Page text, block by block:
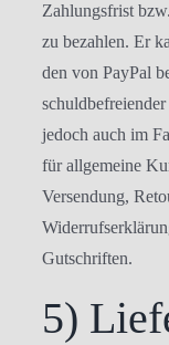
Zahlungsfrist
zu bezahlen. Er
den von PayPal
jedoch auch im
für allgemeine
Versendung,
Gutschriften.
5)